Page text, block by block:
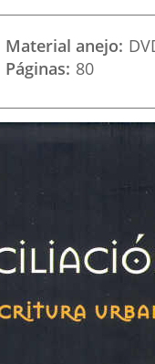
Material anejo
Páginas 80